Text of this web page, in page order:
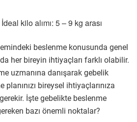
kilo alımı: 5 – 9 kg arası
beslenme konusunda genel
her bireyin ihtiyaçları farklı olabilir.
uzmanına danışarak gebelik
bireysel ihtiyaçlarınıza
İşte gebelikte beslenme
bazı önemli noktalar?